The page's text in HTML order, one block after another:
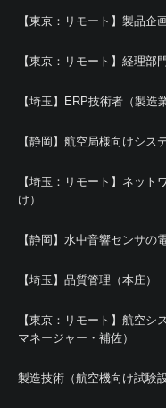
【東京：リモート】製品企
【東京：リモート】経理部
【埼玉】ERP技術者（製造
【静岡】航空局様向けシス
【埼玉：リモート】ネット
け）
【静岡】水中音響センサの
【埼玉】品質管理（本庄）
【東京：リモート】航空シ
マネージャー・補佐）
製造技術（航空機向け試験